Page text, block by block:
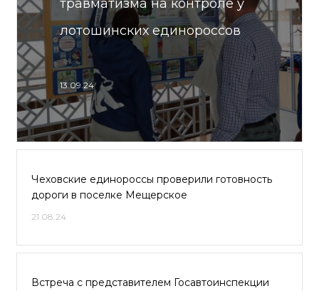
травматизма на контроле у
лотошинских единороссов
13.09.24
Чеховские единороссы проверили готовность
дороги в поселке Мещерское
21.08.24
Встреча с представителем Госавтоинспекции